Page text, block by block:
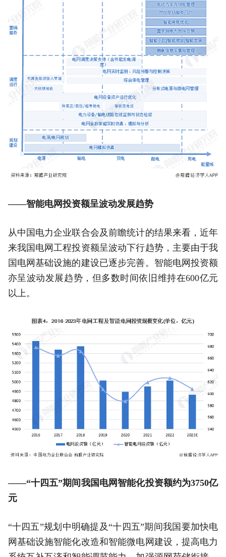
——智能电网投资额呈波动发展趋势
从中国电力企业联合会及前瞻统计的结果来看，近年
来我国电网工程投资额呈波动下行趋势，主要由于我
国电网基础设施的建设已逐步完善。智能电网投资额
亦呈波动发展趋势，但多数时间依旧维持在600亿元
以上。
——“十四五”期间我国电网智能化投资额约为3750亿
元
“十四五”规划中明确提及“十四五”期间我国要加快电
网基础设施智能化改造和智能微电网建设，提高电力